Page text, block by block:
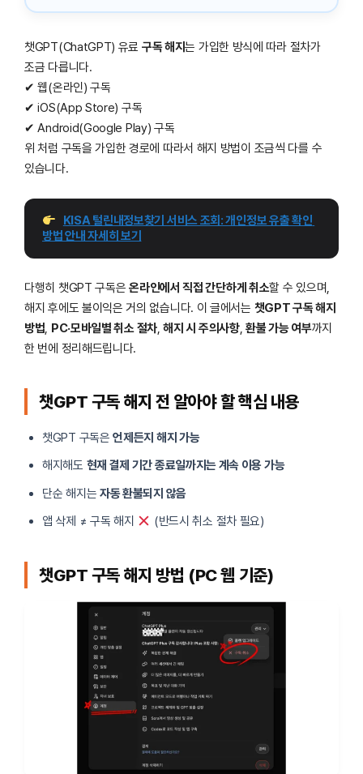
챗GPT(ChatGPT) 유료 구독 해지는 가입한 방식에 따라 절차가
조금 다릅니다.
✔ 웹(온라인) 구독
✔ iOS(App Store) 구독
✔ Android(Google Play) 구독
위 처럼 구독을 가입한 경로에 따라서 해지 방법이 조금씩 다를 수
있습니다.
KISA 털린내정보찾기 서비스 조회: 개인정보 유출 확인
방법 안내 자세히 보기
다행히 챗GPT 구독은온라인에서 직접 간단하게 취소할 수 있으며,
해지 후에도 불이익은 거의 없습니다. 이 글에서는 챗GPT 구독 해지
방법, PC·모바일별 취소 절차,해지 시 주의사항,환불 가능 여부까지
한 번에 정리해드립니다.
챗GPT 구독 해지 전 알아야 할 핵심 내용
챗GPT 구독은언제든지 해지 가능
해지해도 현재 결제 기간 종료일까지는 계속 이용 가능
단순 해지는 자동 환불되지 않음
앱 삭제 ≠ 구독 해지
(반드시 취소 절차 필요)
챗GPT 구독 해지 방법 (PC 웹 기준)